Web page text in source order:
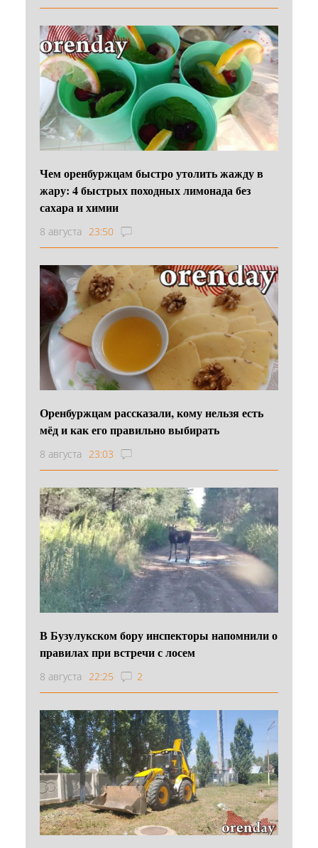
Чем оренбуржцам быстро утолить жажду в
жару: 4 быстрых походных лимонада без
сахара и химии
8 августа 23:50
Оренбуржцам рассказали, кому нельзя есть
мёд и как его правильно выбирать
8 августа 23:03
В Бузулукском бору инспекторы напомнили о
правилах при встречи с лосем
8 августа 22:25 2